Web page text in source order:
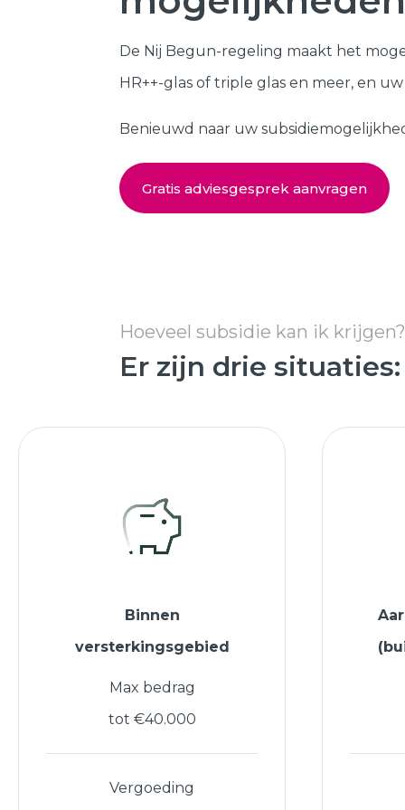
De Nij Begun-regeling maakt het
HR++-glas of triple glas en meer, en
Benieuwd naar uw
Gratis adviesgesprek aanvragen
Hoeveel subsidie kan ik krijgen?
Er zijn drie situaties:
Binnen
versterkingsgebied
Max bedrag
tot €40.000
Vergoeding
Samenstellen
SHOWROOM BEZOEKEN